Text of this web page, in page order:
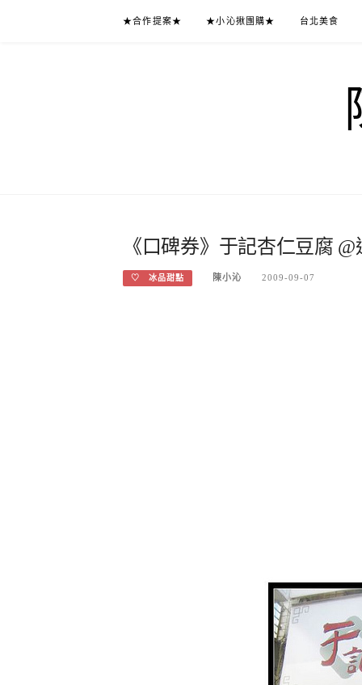
★合作提案★ ★小沁揪團購★ 台北美食
《口碑券》于記杏仁豆腐 @
♡ 冰品甜點 陳小沁 2009-09-07